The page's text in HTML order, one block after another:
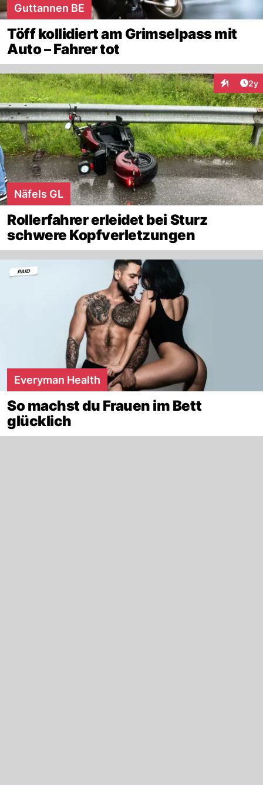
Guttannen BE
Töff kollidiert am Grimselpass mit
Auto – Fahrer tot
1 2y
Näfels GL
Rollerfahrer erleidet bei Sturz
schwere Kopfverletzungen
Everyman Health
So machst du Frauen im Bett
glücklich